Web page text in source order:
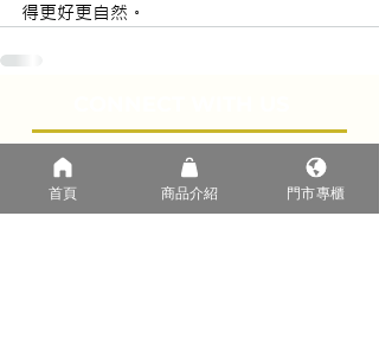
得更好更自然。
首頁 商品介紹 門市專櫃